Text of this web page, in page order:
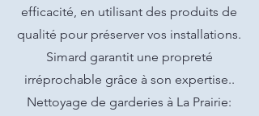
efficacité, en utilisant des produits de
qualité pour préserver vos installations.
Simard garantit une propreté
irréprochable grâce à son expertise..
Nettoyage de garderies à La Prairie: